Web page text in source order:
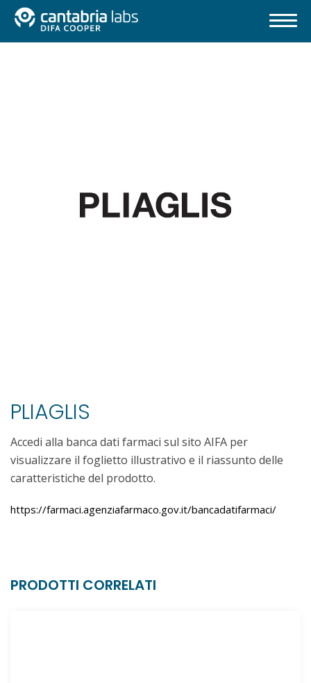
PLIAGLIS
Accedi alla banca dati farmaci sul sito AIFA per
visualizzare il foglietto illustrativo e il riassunto delle
caratteristiche del prodotto.
https://farmaci.agenziafarmaco.gov.it/bancadatifarmaci/
PRODOTTI CORRELATI